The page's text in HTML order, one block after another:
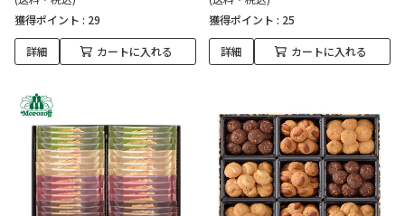
獲得ポイント : 29
詳細 カートに入れる
獲得ポイント : 25
詳細 カートに入れる